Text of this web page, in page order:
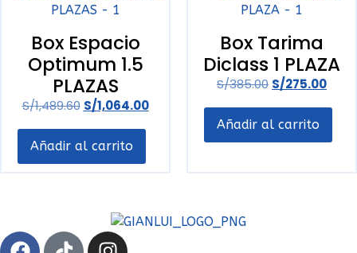
Box Espacio
Optimum 1.5
PLAZAS
S/1,489.60 S/1,064.00
Añadir al carrito
Box Tarima
Diclass 1 PLAZA
S/385.00 S/275.00
Añadir al carrito